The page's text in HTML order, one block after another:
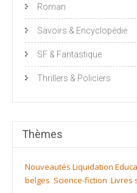
Roman
Savoirs & Encyclopédie
SF & Fantastique
Thrillers & Policiers
Thèmes
Nouveautés Liquidation
belges Science-fiction Livres